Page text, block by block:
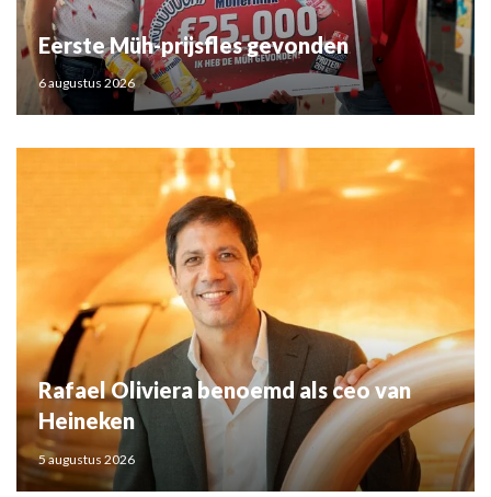
Eerste Müh-prijsfles gevonden
6 augustus 2026
Rafael Oliviera benoemd als ceo van
Heineken
5 augustus 2026